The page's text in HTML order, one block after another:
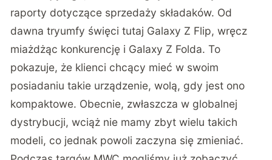
raporty dotyczące sprzedaży składaków. Od
dawna tryumfy święci tutaj Galaxy Z Flip, wręcz
miażdżąc konkurencję i Galaxy Z Folda. To
pokazuje, że klienci chcący mieć w swoim
posiadaniu takie urządzenie, wolą, gdy jest ono
kompaktowe. Obecnie, zwłaszcza w globalnej
dystrybucji, wciąż nie mamy zbyt wielu takich
modeli, co jednak powoli zaczyna się zmieniać.